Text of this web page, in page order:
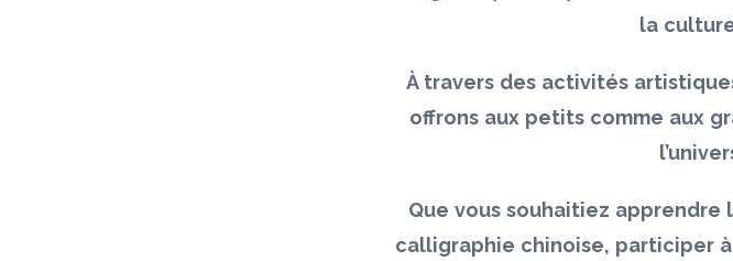
la
À travers des activités
offrons aux petits comme aux
Que vous souhaitiez
calligraphie chinoise, participer